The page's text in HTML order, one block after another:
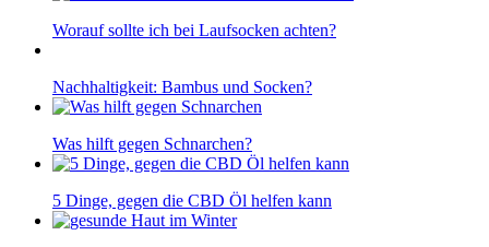
Worauf sollte ich bei Laufsocken achten?
Nachhaltigkeit: Bambus und Socken?
Was hilft gegen Schnarchen?
5 Dinge, gegen die CBD Öl helfen kann